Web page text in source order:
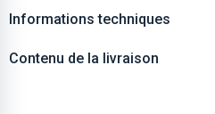
Informations techniques
Contenu de la livraison